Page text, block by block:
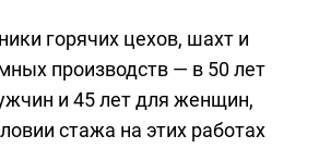
горячих цехов, шахт и
производств — в 50 лет
и 45 лет для женщин,
стажа на этих работах